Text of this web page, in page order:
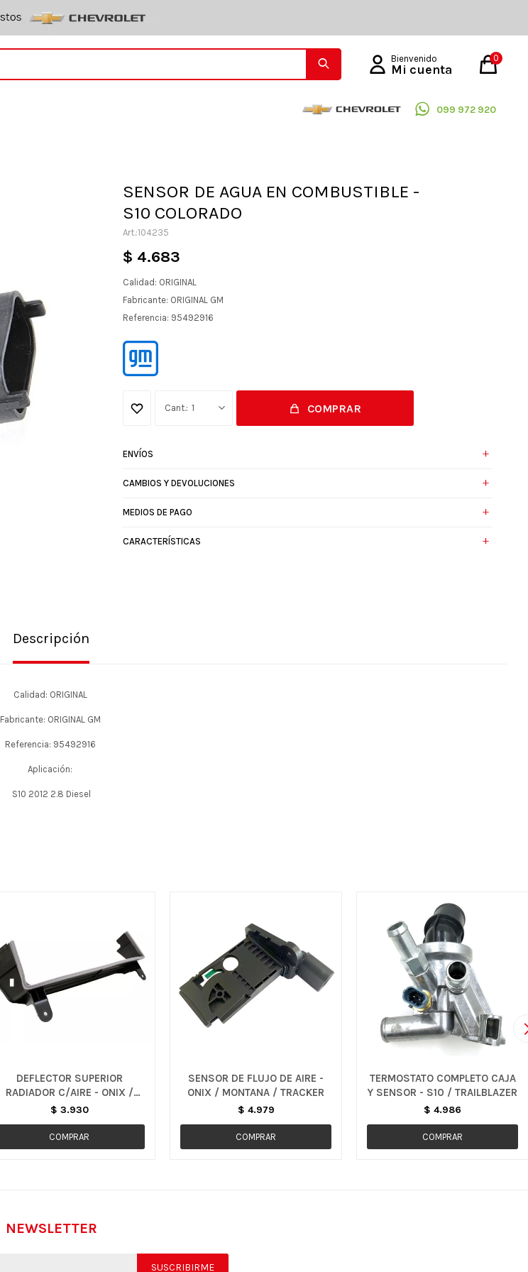
099 972 920
0
SENSOR DE AGUA EN COMBUSTIBLE -
S10 COLORADO
104235
$ 4.683
Calidad: ORIGINAL
Fabricante: ORIGINAL GM
Referencia: 95492916
1 COMPRAR
ENVÍOS
CAMBIOS Y DEVOLUCIONES
MEDIOS DE PAGO
CARACTERÍSTICAS
Descripción
Calidad: ORIGINAL
Fabricante: ORIGINAL GM
Referencia: 95492916
Aplicación:
S10 2012 2.8 Diesel
DEFLECTOR SUPERIOR
RADIADOR C/AIRE - ONIX /
PRISMA
$ 3.930
SENSOR DE FLUJO DE AIRE -
ONIX / MONTANA / TRACKER
$ 4.979
TERMOSTATO COMPLETO CAJA
Y SENSOR - S10 / TRAILBLAZER
$ 4.986
NEWSLETTER
SUSCRIBIRME